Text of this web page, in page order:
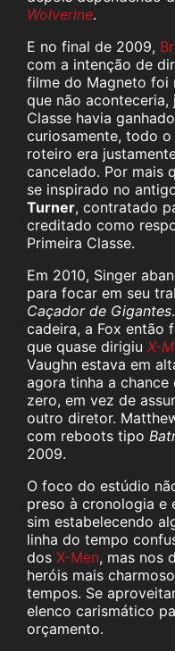
Wolverine.
E no final de 2009,
com a intenção de
filme do Magneto foi
que não
Classe havia
curiosamente, todo
roteiro era
cancelado. Por mais
se inspirado no
Turner, contratado
creditado como
Primeira Classe.
Em 2010, Singer
para focar em seu
Caçador de Gigantes
cadeira, a Fox então
que quase dirigiu X-
Vaughn estava em
agora tinha a
zero, em vez de
outro diretor.
com reboots tipo
2009.
O foco do estúdio
preso à cronologia e
sim estabelecendo
linha do tempo
dos X-Men, mas nos
heróis mais
tempos. Se
elenco carismático
orçamento.